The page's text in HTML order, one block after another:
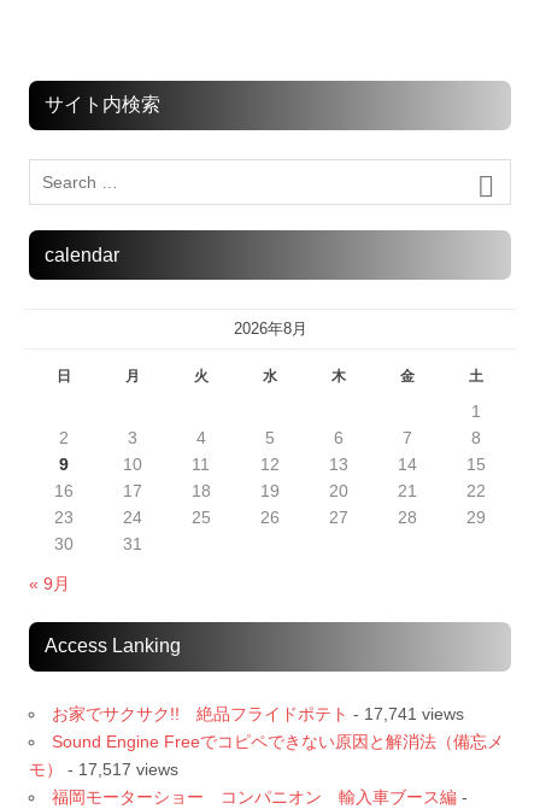
サイト内検索
calendar
2026年8月
日 月 火 水 木 金 土
« 9月
1
2
3 4 5 6 7
8
9
10 11 12 13 14
15
16
17 18 19 20 21
22
23
24 25 26 27 28
29
30
31
Access Lanking
お家でサクサク!! 絶品フライドポテト - 17,741 views
Sound Engine Freeでコピペできない原因と解消法（備忘メ
モ）
- 17,517 views
福岡モーターショー コンパニオン 輸入車ブース編 -